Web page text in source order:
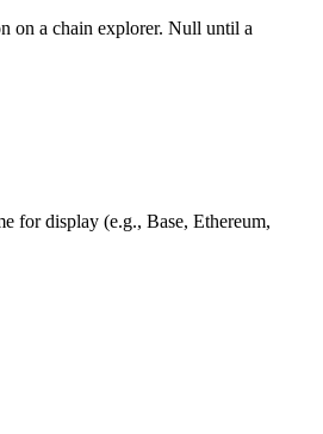
on a chain explorer. Null until a
for display (e.g., Base, Ethereum,